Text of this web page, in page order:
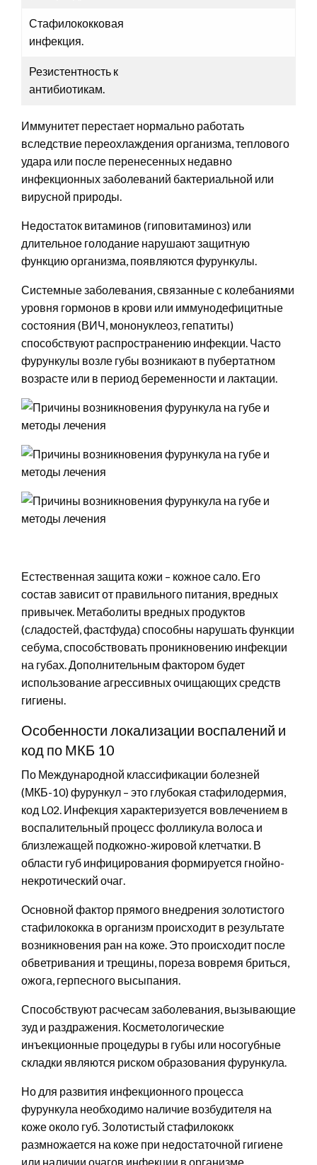
Стафилококковая
инфекция.
Резистентность к
антибиотикам.
Иммунитет перестает нормально работать
вследствие переохлаждения организма, теплового
удара или после перенесенных недавно
инфекционных заболеваний бактериальной или
вирусной природы.
Недостаток витаминов (гиповитаминоз) или
длительное голодание нарушают защитную
функцию организма, появляются фурункулы.
Системные заболевания, связанные с колебаниями
уровня гормонов в крови или иммунодефицитные
состояния (ВИЧ, мононуклеоз, гепатиты)
способствуют распространению инфекции. Часто
фурункулы возле губы возникают в пубертатном
возрасте или в период беременности и лактации.
Естественная защита кожи – кожное сало. Его
состав зависит от правильного питания, вредных
привычек. Метаболиты вредных продуктов
(сладостей, фастфуда) способны нарушать функции
себума, способствовать проникновению инфекции
на губах. Дополнительным фактором будет
использование агрессивных очищающих средств
гигиены.
Особенности локализации воспалений и
код по МКБ 10
По Международной классификации болезней
(МКБ-10) фурункул – это глубокая стафилодермия,
код L02. Инфекция характеризуется вовлечением в
воспалительный процесс фолликула волоса и
близлежащей подкожно-жировой клетчатки. В
области губ инфицирования формируется гнойно-
некротический очаг.
Основной фактор прямого внедрения золотистого
стафилококка в организм происходит в результате
возникновения ран на коже. Это происходит после
обветривания и трещины, пореза вовремя бриться,
ожога, герпесного высыпания.
Способствуют расчесам заболевания, вызывающие
зуд и раздражения. Косметологические
инъекционные процедуры в губы или носогубные
складки являются риском образования фурункула.
Но для развития инфекционного процесса
фурункула необходимо наличие возбудителя на
коже около губ. Золотистый стафилококк
размножается на коже при недостаточной гигиене
или наличии очагов инфекции в организме.